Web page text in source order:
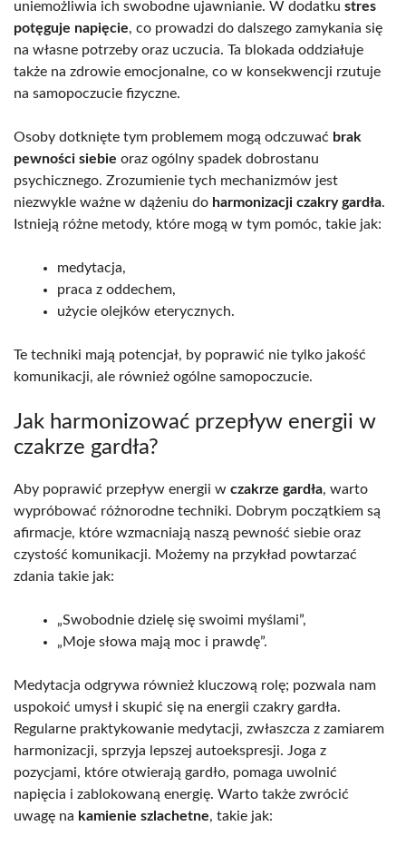
uniemożliwia ich swobodne ujawnianie. W dodatku stres
potęguje napięcie, co prowadzi do dalszego zamykania się
na własne potrzeby oraz uczucia. Ta blokada oddziałuje
także na zdrowie emocjonalne, co w konsekwencji rzutuje
na samopoczucie fizyczne.
Osoby dotknięte tym problemem mogą odczuwać brak
pewności siebie oraz ogólny spadek dobrostanu
psychicznego. Zrozumienie tych mechanizmów jest
niezwykle ważne w dążeniu do harmonizacji czakry gardła.
Istnieją różne metody, które mogą w tym pomóc, takie jak:
medytacja,
praca z oddechem,
użycie olejków eterycznych.
Te techniki mają potencjał, by poprawić nie tylko jakość
komunikacji, ale również ogólne samopoczucie.
Jak harmonizować przepływ energii w
czakrze gardła?
Aby poprawić przepływ energii w czakrze gardła, warto
wypróbować różnorodne techniki. Dobrym początkiem są
afirmacje, które wzmacniają naszą pewność siebie oraz
czystość komunikacji. Możemy na przykład powtarzać
zdania takie jak:
„Swobodnie dzielę się swoimi myślami”,
„Moje słowa mają moc i prawdę”.
Medytacja odgrywa również kluczową rolę; pozwala nam
uspokoić umysł i skupić się na energii czakry gardła.
Regularne praktykowanie medytacji, zwłaszcza z zamiarem
harmonizacji, sprzyja lepszej autoekspresji. Joga z
pozycjami, które otwierają gardło, pomaga uwolnić
napięcia i zablokowaną energię. Warto także zwrócić
uwagę na kamienie szlachetne, takie jak: